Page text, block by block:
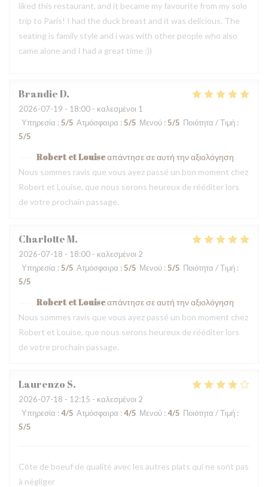
liked this restaurant, and it became my favourite from my solo
trip to Paris! I had the duck breast and it was delicious. The
seating is family style and i was with other people who also
came alone and I had a great time :))
BrandieD
2026-07-19 - 18:00 - καλεσμένοι 1
Υπηρεσία : 5/5 Ατμόσφαιρα : 5/5 Μενού : 5/5 Ποιότητα / Τιμή :
5/5
Robert et Louiseαπάντησε σε αυτή την αξιολόγηση
Nous sommes ravis que vous ayez passé un bon moment chez
Robert et Louise, que nous serons heureux de rééditer lors
de votre prochain passage.
CharlotteM
2026-07-18 - 18:00 - καλεσμένοι 2
Υπηρεσία : 5/5 Ατμόσφαιρα : 5/5 Μενού : 5/5 Ποιότητα / Τιμή :
5/5
Robert et Louiseαπάντησε σε αυτή την αξιολόγηση
Nous sommes ravis que vous ayez passé un bon moment chez
Robert et Louise, que nous serons heureux de rééditer lors
de votre prochain passage.
Laurenzo S
2026-07-18 - 12:15 - καλεσμένοι 2
Υπηρεσία : 4/5 Ατμόσφαιρα : 4/5 Μενού : 4/5 Ποιότητα / Τιμή :
5/5
Côte de boeuf de qualité avec les autres plats qui ne sont pas
à négliger